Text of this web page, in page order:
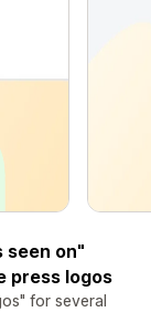
seen on"
press logos
for several